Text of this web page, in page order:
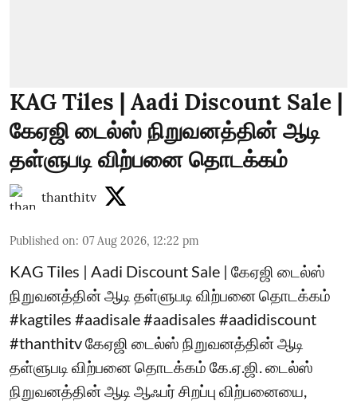
KAG Tiles | Aadi Discount Sale |
கேஏஜி டைல்ஸ் நிறுவனத்தின் ஆடி
தள்ளுபடி விற்பனை தொடக்கம்
thanthitv
Published on: 07 Aug 2026, 12:22 pm
KAG Tiles | Aadi Discount Sale | கேஏஜி டைல்ஸ்
நிறுவனத்தின் ஆடி தள்ளுபடி விற்பனை தொடக்கம்
#kagtiles #aadisale #aadisales #aadidiscount
#thanthitv கேஏஜி டைல்ஸ் நிறுவனத்தின் ஆடி
தள்ளுபடி விற்பனை தொடக்கம் கே.ஏ.ஜி. டைல்ஸ்
நிறுவனத்தின் ஆடி ஆஃபர் சிறப்பு விற்பனையை,